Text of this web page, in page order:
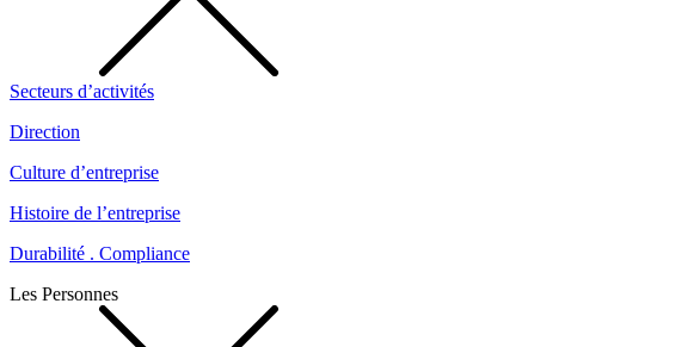
Secteurs d’activités
Direction
Culture d’entreprise
Histoire de l’entreprise
Durabilité . Compliance
Les Personnes